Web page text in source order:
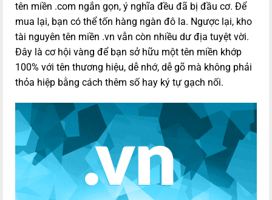
tên miền .com ngắn gọn, ý nghĩa đều đã bị đầu cơ. Để
mua lại, bạn có thể tốn hàng ngàn đô la. Ngược lại, kho
tài nguyên tên miền .vn vẫn còn nhiều dư địa tuyệt vời.
Đây là cơ hội vàng để bạn sở hữu một tên miền khớp
100% với tên thương hiệu, dễ nhớ, dễ gõ mà không phải
thỏa hiệp bằng cách thêm số hay ký tự gạch nối.